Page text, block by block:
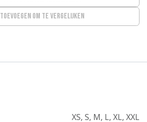
Toevoegen om te vergelijken
XS, S, M, L, XL, XXL